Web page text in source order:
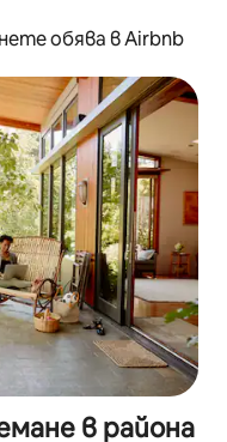
обява в Airbnb
в района